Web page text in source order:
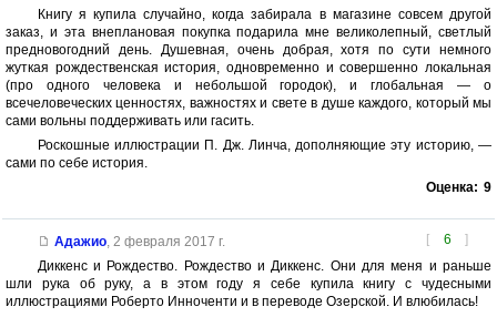
Книгу я купила случайно, когда забирала в магазине совсем другой
заказ, и эта внеплановая покупка подарила мне великолепный, светлый
предновогодний день. Душевная, очень добрая, хотя по сути немного
жуткая рождественская история, одновременно и совершенно локальная
(про одного человека и небольшой городок), и глобальная — о
всечеловеческих ценностях, важностях и свете в душе каждого, который мы
сами вольны поддерживать или гасить.
Роскошные иллюстрации П. Дж. Линча, дополняющие эту историю, —
сами по себе история.
Оценка: 9
[ 6 ]
Адажио, 2 февраля 2017 г.
Диккенс и Рождество. Рождество и Диккенс. Они для меня и раньше
шли рука об руку, а в этом году я себе купила книгу с чудесными
иллюстрациями Роберто Инноченти и в переводе Озерской. И влюбилась!